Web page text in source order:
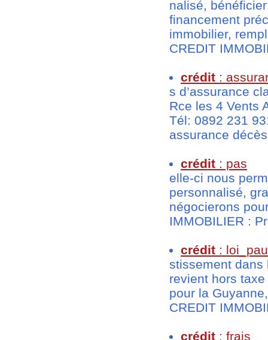
nalisé,
financement
immobilier,
CREDIT
crédit :
s d’assurance
Rce les 4 Vents
Tél: 0892 231
assurance
crédit : pas
elle-ci nous
personnalisé,
négocierons
IMMOBILIER :
crédit :
stissement dans
revient hors
pour la
CREDIT
crédit : frais